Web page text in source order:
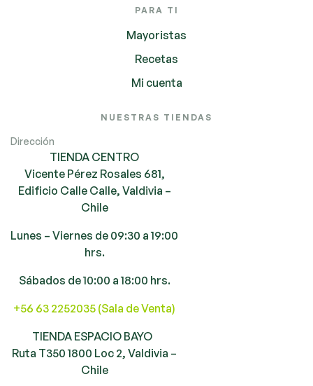
PARA TI
Mayoristas
Recetas
Mi cuenta
NUESTRAS TIENDAS
Dirección
TIENDA CENTRO
Vicente Pérez Rosales 681,
Edificio Calle Calle, Valdivia –
Chile
Lunes – Viernes de 09:30 a 19:00
hrs.
Sábados de 10:00 a 18:00 hrs.
+56 63 2252035 (Sala de Venta)
TIENDA ESPACIO BAYO
Ruta T350 1800 Loc 2, Valdivia –
Chile